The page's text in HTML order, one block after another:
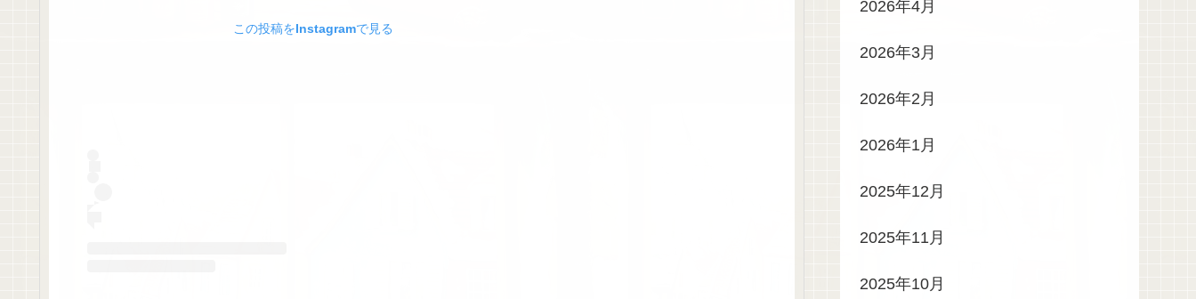
この投稿をInstagramで見る
2026年4月
2026年3月
2026年2月
2026年1月
2025年12月
2025年11月
2025年10月